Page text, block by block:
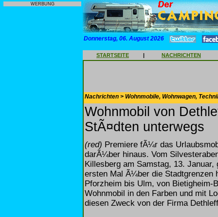
WERBUNG
Donnerstag, 06. August 2026
STARTSEITE | NACHRICHTEN
Nachrichten > Wohnmobile, Wohnwagen,
Wohnmobil von
StÃ¤dten unterwegs
(red) Premiere fÃ¼r das
darÃ¼ber hinaus. Vom
Killesberg am Samstag, 13.
ersten Mal Ã¼ber die Stadtgrenzen
Pforzheim bis Ulm, von Bietigheim-
Wohnmobil in den Farben und mit
diesen Zweck von der Firma